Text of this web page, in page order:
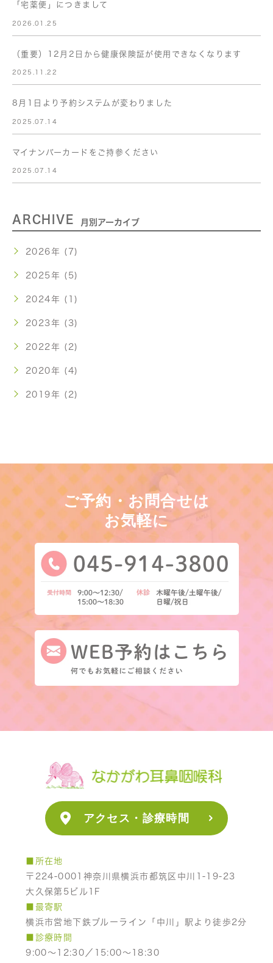
「宅薬便」につきまして
2026.01.25
（重要）12月2日から健康保険証が使用できなくなります
2025.11.22
8月1日より予約システムが変わりました
2025.07.14
マイナンバーカードをご持参ください
2025.07.14
ARCHIVE 月別アーカイブ
2026年 (7)
2025年 (5)
2024年 (1)
2023年 (3)
2022年 (2)
2020年 (4)
2019年 (2)
ご予約・お問合せは
お気軽に
アクセス・診療時間
■所在地
〒224-0001神奈川県横浜市都筑区中川1-19-23
大久保第5ビル1F
■最寄駅
横浜市営地下鉄ブルーライン「中川」駅より徒歩2分
■診療時間
9:00～12:30／15:00～18:30